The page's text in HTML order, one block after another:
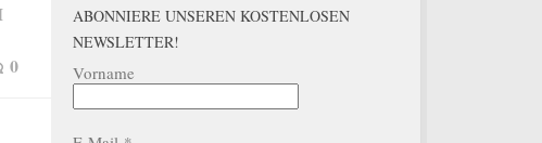
0
ABONNIERE UNSEREN KOSTENLOSEN
NEWSLETTER!
Vorname